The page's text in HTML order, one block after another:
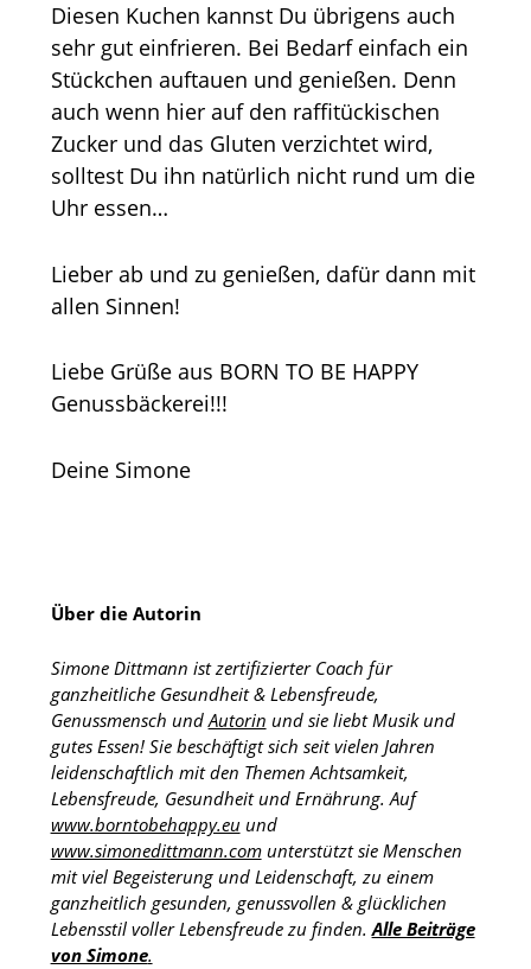
Diesen Kuchen kannst Du übrigens auch
sehr gut einfrieren. Bei Bedarf einfach ein
Stückchen auftauen und genießen. Denn
auch wenn hier auf den raffitückischen
Zucker und das Gluten verzichtet wird,
solltest Du ihn natürlich nicht rund um die
Uhr essen…
Lieber ab und zu genießen, dafür dann mit
allen Sinnen!
Liebe Grüße aus BORN TO BE HAPPY
Genussbäckerei!!!
Deine Simone
Über die Autorin
Simone Dittmann ist zertifizierter Coach für
ganzheitliche Gesundheit & Lebensfreude,
Genussmensch undAutorin und sie liebt Musik und
gutes Essen! Sie beschäftigt sich seit vielen Jahren
leidenschaftlich mit den Themen Achtsamkeit,
Lebensfreude, Gesundheit und Ernährung. Auf
www.borntobehappy.eu und
www.simonedittmann.comunterstützt sie Menschen
mit viel Begeisterung und Leidenschaft, zu einem
ganzheitlich gesunden, genussvollen & glücklichen
Lebensstil voller Lebensfreude zu finden.Alle Beiträge
von Simone.